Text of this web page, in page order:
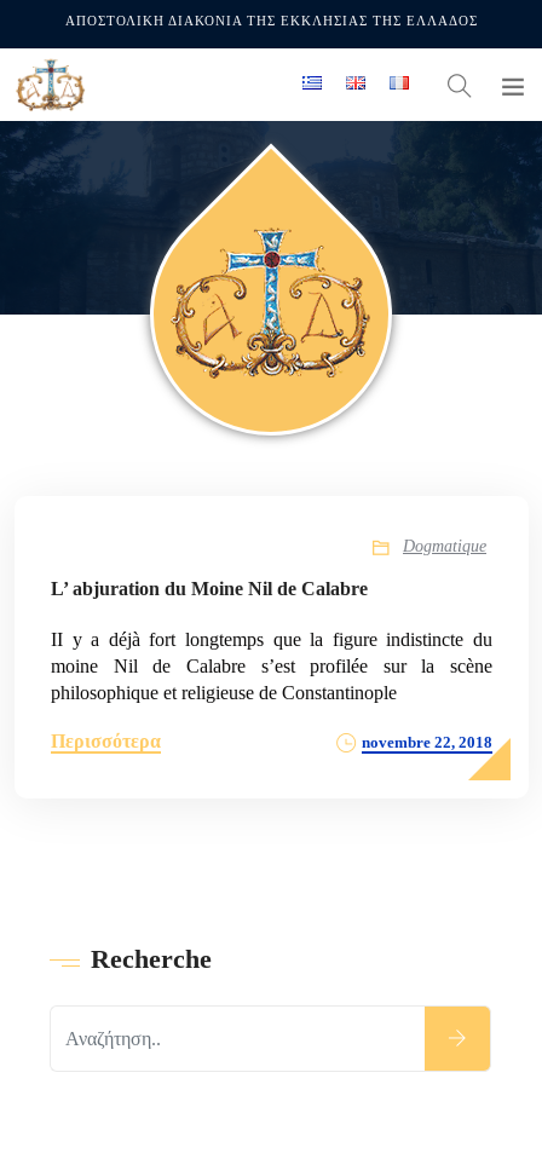
ΑΠΟΣΤΟΛΙΚΗ ΔΙΑΚΟΝΙΑ ΤΗΣ ΕΚΚΛΗΣΙΑΣ ΤΗΣ ΕΛΛΑΔΟΣ
Dogmatique
L’ abjuration du Moine Nil de Calabre
II y a déjà fort longtemps que la figure indistincte du
moine Nil de Calabre s’est profilée sur la scène
philosophique et religieuse de Constantinople
Περισσότερα novembre 22, 2018
Recherche